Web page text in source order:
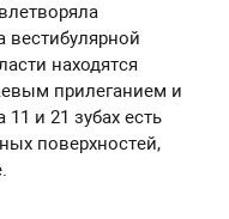
вестибулярной
находятся
прилеганием и
и 21 зубах есть
поверхностей,